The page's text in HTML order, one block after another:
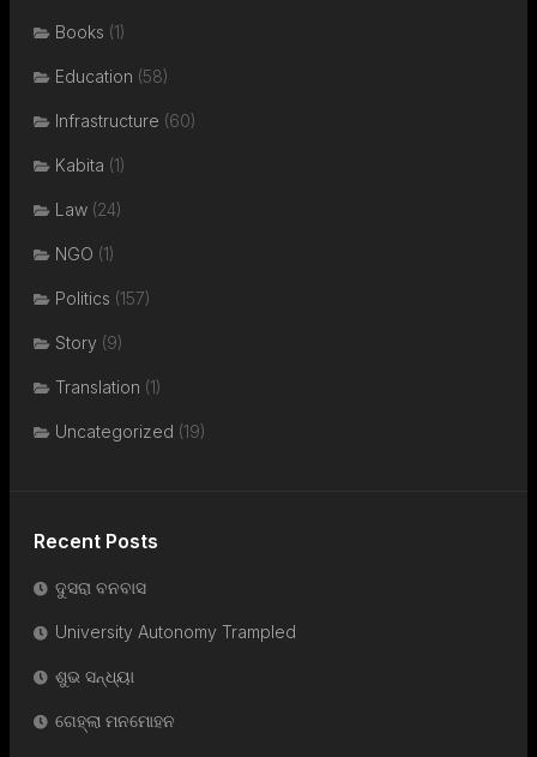
Books (1)
Education (58)
Infrastructure (60)
Kabita (1)
Law (24)
NGO (1)
Politics (157)
Story (9)
Translation (1)
Uncategorized (19)
Recent Posts
ଦୁସରା ବନବାସ
University Autonomy Trampled
ଶୁଭ ସନ୍ଧ୍ୟା
ଗେହ୍ଲା ମନମୋହନ